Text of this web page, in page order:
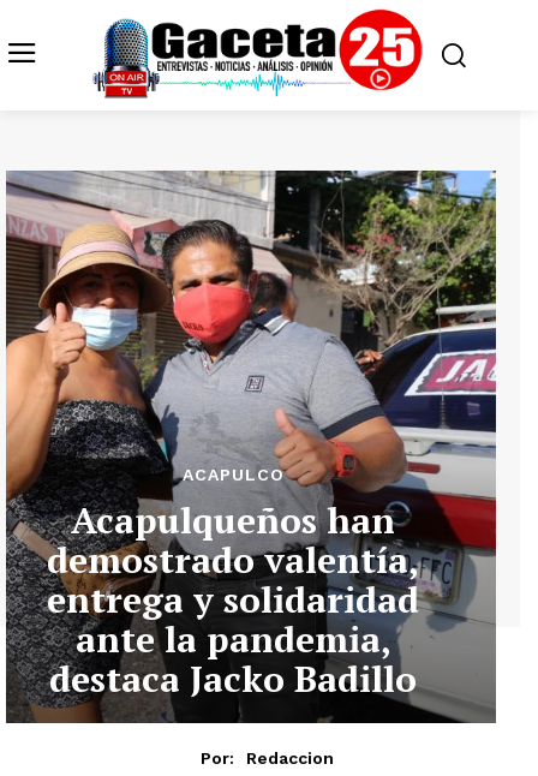
ACAPULCO
Acapulqueños han
demostrado valentía,
entrega y solidaridad
ante la pandemia,
destaca Jacko Badillo
Por:
Redaccion